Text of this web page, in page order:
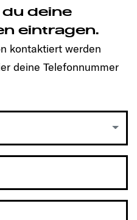
es:
sich bei Dir!
deine
eintragen.
kontaktiert werden
deine Telefonnummer